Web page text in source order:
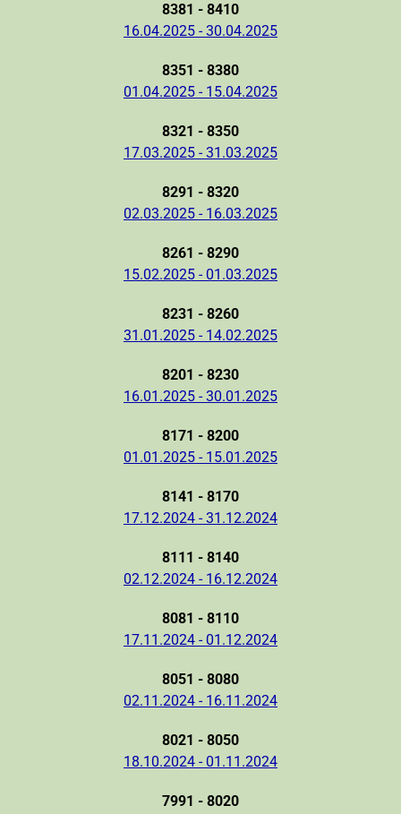
8381 - 8410
16.04.2025 - 30.04.2025
8351 - 8380
01.04.2025 - 15.04.2025
8321 - 8350
17.03.2025 - 31.03.2025
8291 - 8320
02.03.2025 - 16.03.2025
8261 - 8290
15.02.2025 - 01.03.2025
8231 - 8260
31.01.2025 - 14.02.2025
8201 - 8230
16.01.2025 - 30.01.2025
8171 - 8200
01.01.2025 - 15.01.2025
8141 - 8170
17.12.2024 - 31.12.2024
8111 - 8140
02.12.2024 - 16.12.2024
8081 - 8110
17.11.2024 - 01.12.2024
8051 - 8080
02.11.2024 - 16.11.2024
8021 - 8050
18.10.2024 - 01.11.2024
7991 - 8020